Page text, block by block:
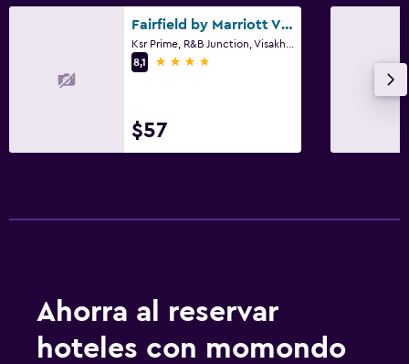
Fairfield by Marriott Visakhapatnam
8,1
4 estrellas
$57
Ahorra al reservar
hoteles con momondo